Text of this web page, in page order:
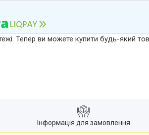
Тепер ви можете купити будь-який
Інформація для замовлення